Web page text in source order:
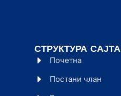
СТРУКТУРА САЈТА
Почетна
Постани члан